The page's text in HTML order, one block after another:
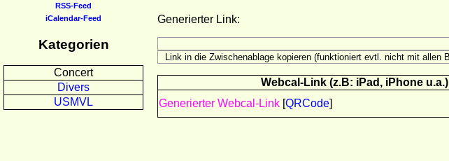
RSS-Feed
iCalendar-Feed
Kategorien
Concert
Divers
USMVL
Generierter Link:
Webcal-Link (z.B: iPad, iPhone u.a.)
Generierter Webcal-Link [QRCode]